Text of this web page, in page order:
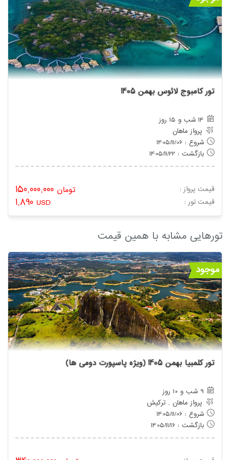
تور کامبوج لائوس بهمن 1405
14 شب و 15 روز
پرواز ماهان
شروع : 1405/11/06
بازگشت : 1405/11/22
تومان قیمت پرواز :
1,890 USD : قیمت تور
تورهایی مشابه با همین قیمت
موجود
تور کلمبیا بهمن 1405 (ویژه پاسپورت دومی ها)
9 شب و 10 روز
پرواز ماهان , ترکیش
شروع : 1405/11/06
بازگشت : 1405/11/16